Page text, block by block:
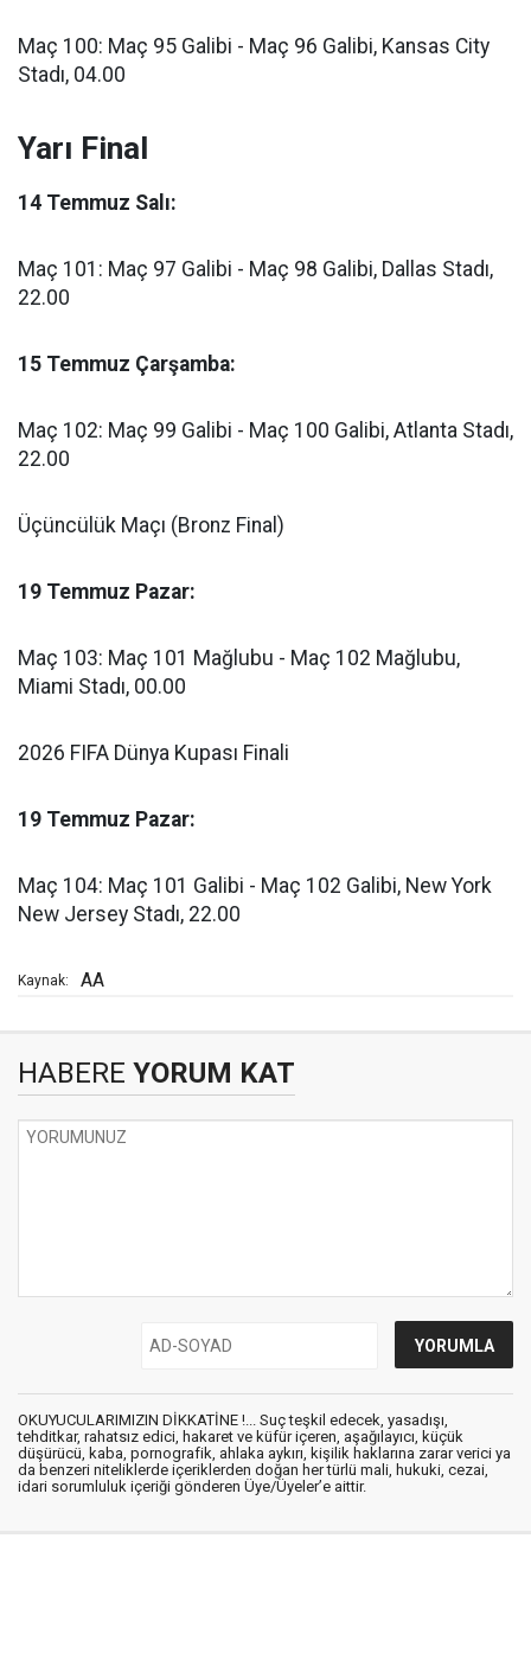
Maç 100: Maç 95 Galibi - Maç 96 Galibi, Kansas City
Stadı, 04.00
Yarı Final
14 Temmuz Salı:
Maç 101: Maç 97 Galibi - Maç 98 Galibi, Dallas Stadı,
22.00
15 Temmuz Çarşamba:
Maç 102: Maç 99 Galibi - Maç 100 Galibi, Atlanta Stadı,
22.00
Üçüncülük Maçı (Bronz Final)
19 Temmuz Pazar:
Maç 103: Maç 101 Mağlubu - Maç 102 Mağlubu,
Miami Stadı, 00.00
2026 FIFA Dünya Kupası Finali
19 Temmuz Pazar:
Maç 104: Maç 101 Galibi - Maç 102 Galibi, New York
New Jersey Stadı, 22.00
Kaynak: AA
HABERE YORUM KAT
OKUYUCULARIMIZIN DİKKATİNE !... Suç teşkil edecek, yasadışı,
tehditkar, rahatsız edici, hakaret ve küfür içeren, aşağılayıcı, küçük
düşürücü, kaba, pornografik, ahlaka aykırı, kişilik haklarına zarar verici ya
da benzeri niteliklerde içeriklerden doğan her türlü mali, hukuki, cezai,
idari sorumluluk içeriği gönderen Üye/Üyeler’e aittir.